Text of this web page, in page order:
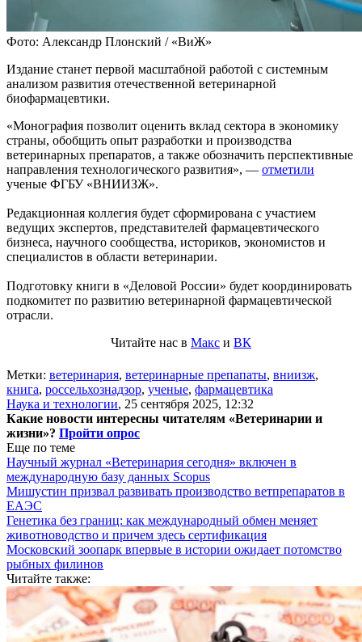
Фото: Александр Плонский / «ВиЖ»
Издание станет первой масштабной работой с системным
анализом развития отечественной ветеринарной
биофармацевтики.
«Монография позволит оценить вклад сектора в экономику
страны, обобщить опыт разработки и производства
ветеринарных препаратов, а также обозначить перспективные
направления технологического развития», — отметили
ученые ФГБУ «ВНИИЗЖ».
Редакционная коллегия будет сформирована с участием
ведущих экспертов, представителей фармацевтического
бизнеса, научного сообщества, историков, экономистов и
специалистов в области ветеринарии.
Подготовку книги в «Деловой России» будет координировать
подкомитет по развитию ветеринарной фармацевтической
отрасли.
Читайте нас в Макс и ВК
Метки: ветеринария, ветеринарные препапаты, вниизж,
книга, россельхознадзор, ученые, фармацевтика
Наука и технологии, 25 сентября 2025, 12:32
Какие новости интересны читателям «Ветеринарии и
жизни»? Пройти опрос
Еще по теме
Научный журнал «Ветеринария сегодня» включен в
международную базу данных Scopus
Мишустин призвал развивать производство ветпрепаратов в
ЕАЭС
Генетика без границ: как международный обмен меняет
животноводство и причем здесь сертификация
Московский зоопарк впервые в истории ожидает потомство
рыбных филинов
Читайте также: